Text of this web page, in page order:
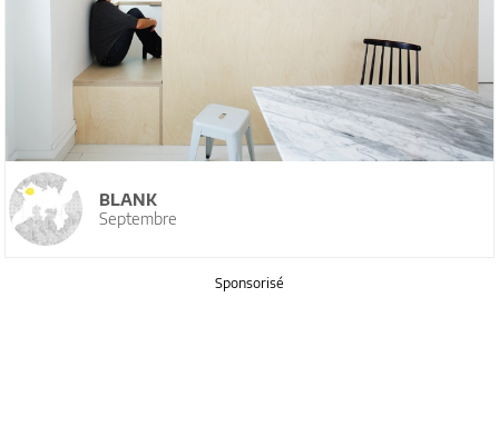
BLANK
Septembre
Sponsorisé